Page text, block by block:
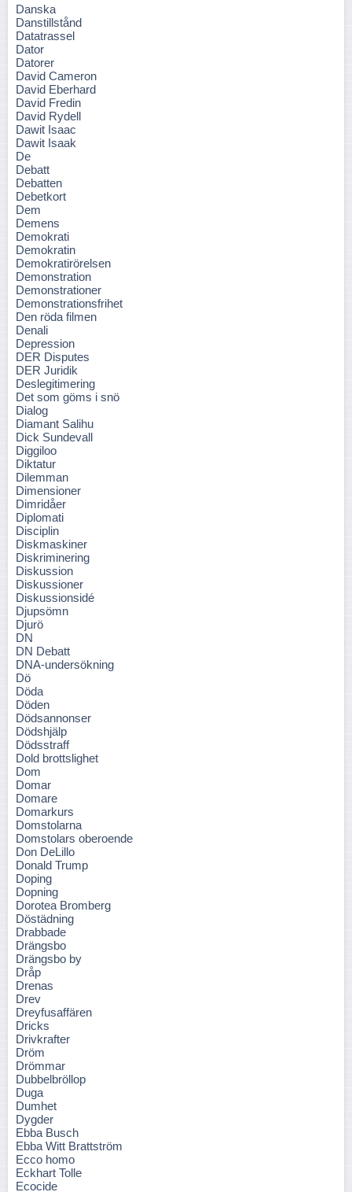
Danska
Danstillstånd
Datatrassel
Dator
Datorer
David Cameron
David Eberhard
David Fredin
David Rydell
Dawit Isaac
Dawit Isaak
De
Debatt
Debatten
Debetkort
Dem
Demens
Demokrati
Demokratin
Demokratirörelsen
Demonstration
Demonstrationer
Demonstrationsfrihet
Den röda filmen
Denali
Depression
DER Disputes
DER Juridik
Deslegitimering
Det som göms i snö
Dialog
Diamant Salihu
Dick Sundevall
Diggiloo
Diktatur
Dilemman
Dimensioner
Dimridåer
Diplomati
Disciplin
Diskmaskiner
Diskriminering
Diskussion
Diskussioner
Diskussionsidé
Djupsömn
Djurö
DN
DN Debatt
DNA-undersökning
Dö
Döda
Döden
Dödsannonser
Dödshjälp
Dödsstraff
Dold brottslighet
Dom
Domar
Domare
Domarkurs
Domstolarna
Domstolars oberoende
Don DeLillo
Donald Trump
Doping
Dopning
Dorotea Bromberg
Döstädning
Drabbade
Drängsbo
Drängsbo by
Dråp
Drenas
Drev
Dreyfusaffären
Dricks
Drivkrafter
Dröm
Drömmar
Dubbelbröllop
Duga
Dumhet
Dygder
Ebba Busch
Ebba Witt Brattström
Ecco homo
Eckhart Tolle
Ecocide